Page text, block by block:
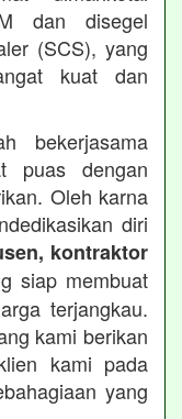
dan disegel
(SCS), yang
kuat dan
bekerjasama
puas dengan
Oleh karna
diri
kontraktor
siap membuat
terjangkau.
kami berikan
kami pada
yang